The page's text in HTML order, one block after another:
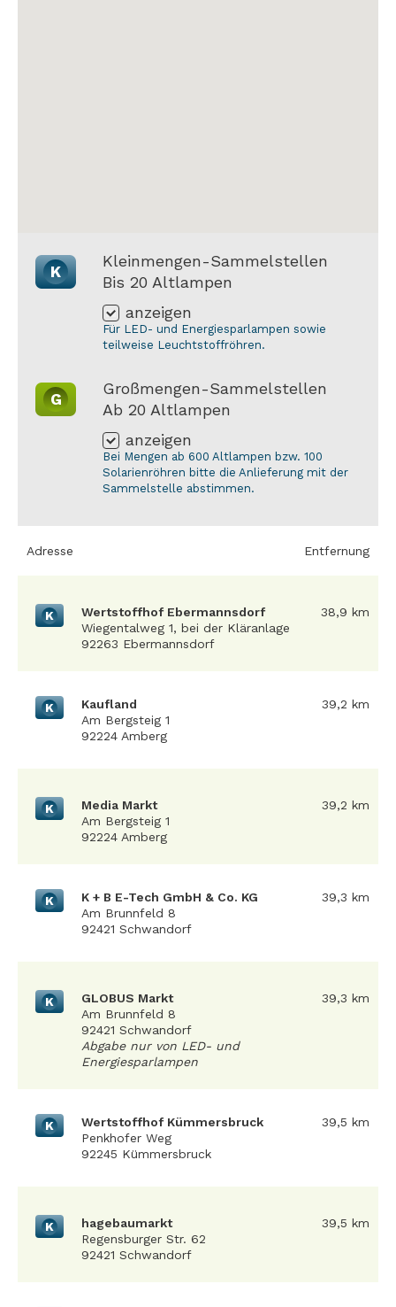
K
Kleinmengen-Sammelstellen
Bis 20 Altlampen
anzeigen
Für LED- und Energiesparlampen sowie
teilweise Leuchtstoffröhren.
G
Großmengen-Sammelstellen
Ab 20 Altlampen
anzeigen
Bei Mengen ab 600 Altlampen bzw. 100
Solarienröhren bitte die Anlieferung mit der
Sammelstelle abstimmen.
Adresse Entfernung
K
Wertstoffhof Ebermannsdorf
Wiegentalweg 1, bei der Kläranlage
92263 Ebermannsdorf
38,9 km
K
Kaufland
Am Bergsteig 1
92224 Amberg
39,2 km
K
Media Markt
Am Bergsteig 1
92224 Amberg
39,2 km
K
K + B E-Tech GmbH & Co. KG
Am Brunnfeld 8
92421 Schwandorf
39,3 km
K
GLOBUS Markt
Am Brunnfeld 8
92421 Schwandorf
Abgabe nur von LED- und
Energiesparlampen
39,3 km
K
Wertstoffhof Kümmersbruck
Penkhofer Weg
92245 Kümmersbruck
39,5 km
K
hagebaumarkt
Regensburger Str. 62
92421 Schwandorf
39,5 km